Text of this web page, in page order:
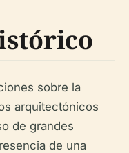
sobre la
arquitectónicos
de grandes
de una